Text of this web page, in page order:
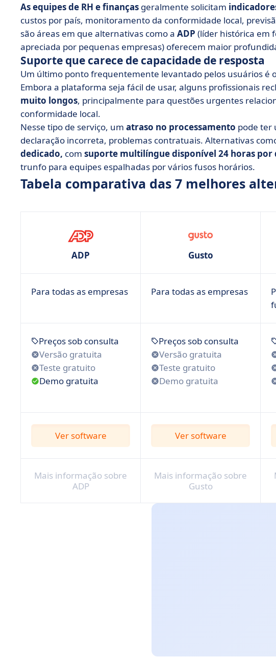
As equipes de RH e finanças geralmente solicitam
custos por país, monitoramento da conformidade local,
são áreas em que alternativas como a ADP (líder histórica em
apreciada por pequenas empresas) oferecem maior
Suporte que carece de capacidade de resposta
Um último ponto frequentemente levantado pelos usuários é
Embora a plataforma seja fácil de usar, alguns profissionais
muito longos, principalmente para questões urgentes
conformidade local.
Nesse tipo de serviço, um atraso no processamento pode ter
declaração incorreta, problemas contratuais. Alternativas
dedicado, com suporte multilíngue disponível 24 horas por
trunfo para equipes espalhadas por vários fusos horários.
Tabela comparativa das 7 melhores
ADP Gusto
Para todas as empresas Para todas as empresas
Preços sob consulta
Versão gratuita
Teste gratuito
Demo gratuita
Preços sob consulta
Versão gratuita
Teste gratuito
Demo gratuita
Ver software Ver software
Mais informação sobre
ADP
Mais informação sobre
Gusto